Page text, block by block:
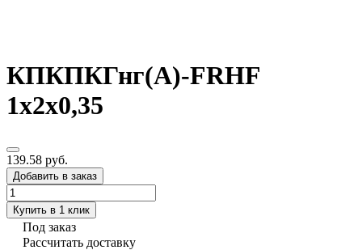
КПКПКГнг(А)-FRHF
1х2х0,35
139.58 руб.
Добавить в заказ
Купить в 1 клик
Под заказ
Рассчитать доставку